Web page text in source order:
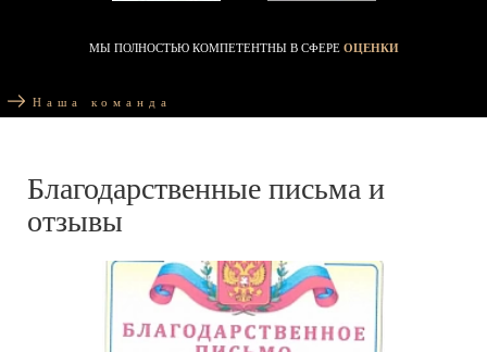
МЫ ПОЛНОСТЬЮ КОМПЕТЕНТНЫ В СФЕРЕ ОЦЕНКИ
Наша команда
Благодарственные письма и
отзывы